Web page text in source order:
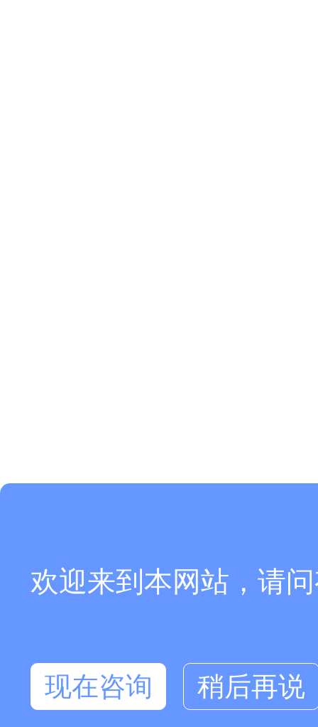
欢迎来到本网站，请
现在咨询 稍后再说